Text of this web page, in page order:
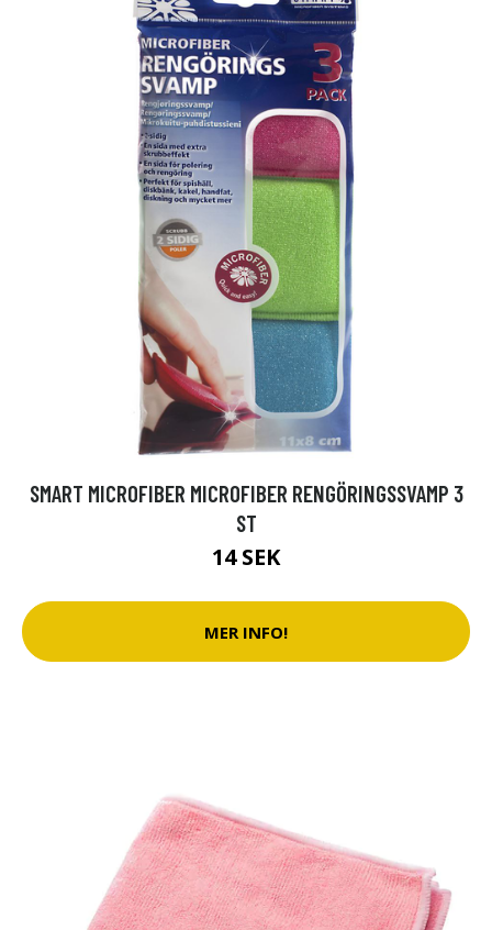
SMART MICROFIBER MICROFIBER RENGÖRINGSSVAMP 3
ST
14 SEK
MER INFO!